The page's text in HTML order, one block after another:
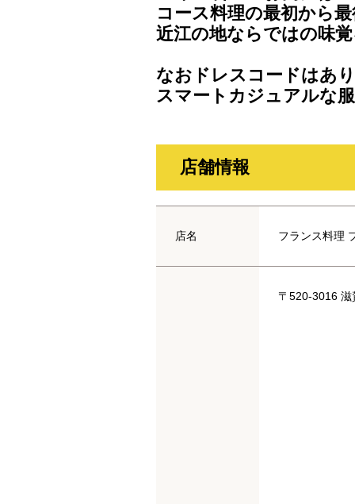
コース料理の最初から
近江の地ならではの味
なおドレスコードはあ
スマートカジュアルな
店舗情報
店名 フランス料理
〒520-3016 滋